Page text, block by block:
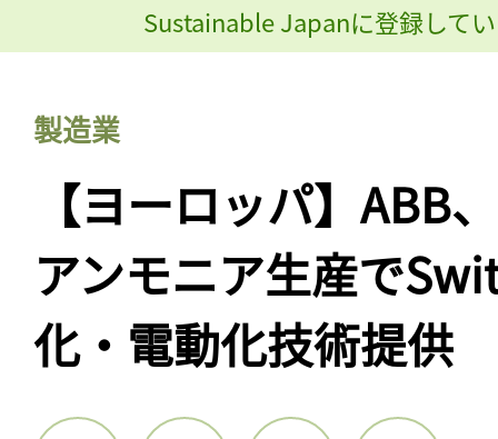
Sustainable Japanに登録して
製造業
【ヨーロッパ】ABB
アンモニア生産で
化・電動化技術提供